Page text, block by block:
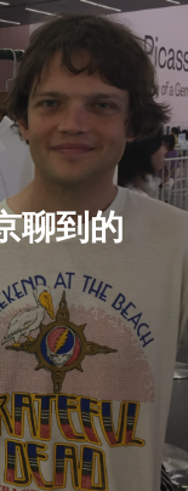
聊到的